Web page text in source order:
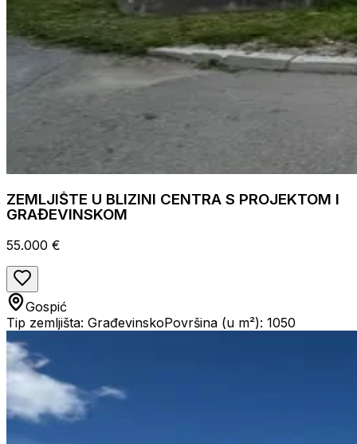
ZEMLJIŠTE U BLIZINI CENTRA S PROJEKTOM I
GRAĐEVINSKOM
55.000 €
Gospić
Tip zemljišta: GrađevinskoPovršina (u m²): 1050